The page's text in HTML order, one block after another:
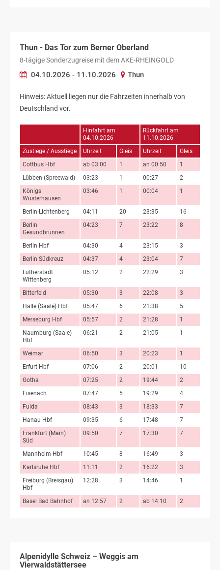
Thun - Das Tor zum Berner Oberland
8-tägige Sonderzugreise mit dem AKE-RHEINGOLD
04.10.2026 - 11.10.2026 Thun
Hinweis: Aktuell liegen nur die Fahrzeiten innerhalb von
Deutschland vor.
Hinfahrt am
04.10.2026
Rückfahrt am
11.10.2026
Zustiege / Ausstiege
Uhrzeit Gleis Uhrzeit
Gleis
Cottbus Hbf
ab 03:00 1 an 00:50
1
Lübben (Spreewald)
03:23 1 00:27
2
Königs
Wusterhausen
03:46 1 00:04 1
Berlin-Lichtenberg 04:11 20 23:35
16
Berlin
Gesundbrunnen
04:23 7 23:22 8
Berlin Hbf 04:30 4 23:15
3
Berlin Südkreuz
04:37 4 23:04
7
Lutherstadt
Wittenberg
05:12 2 22:29 3
Bitterfeld 05:30 3 22:08
3
Halle (Saale) Hbf
05:47 6 21:38
5
Merseburg Hbf
05:57 2 21:28
1
Naumburg (Saale)
Hbf
06:21 2 21:05 1
Weimar 06:50 3 20:23
1
Erfurt Hbf
07:06 2 20:01
10
Gotha
07:25 2 19:44
2
Eisenach
07:47 5 19:29
4
Fulda
08:43 3 18:33
7
Hanau Hbf
09:35 6 17:48
7
Frankfurt (Main)
Süd
09:50 7 17:30 7
Mannheim Hbf 10:45 8 16:49
3
Karlsruhe Hbf
11:11 2 16:22
3
Freiburg (Breisgau)
Hbf
12:28 3 14:46 1
Basel Bad Bahnhof an 12:57 2 ab 14:10 2
Alpenidylle Schweiz – Weggis am
Vierwaldstättersee